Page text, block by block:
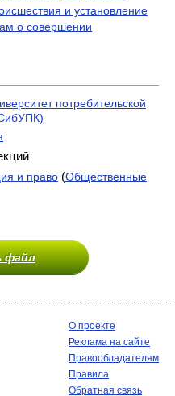
и установление
о совершении
потребительской
и право (Общественные
файл
О проекте
Реклама на сайте
Правообладателям
Правила
Обратная связь